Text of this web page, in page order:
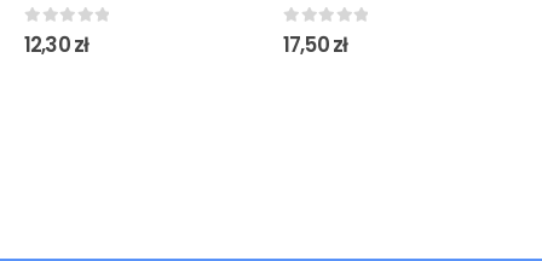
0out of 5
12,30zł 0out of 5
17,50zł